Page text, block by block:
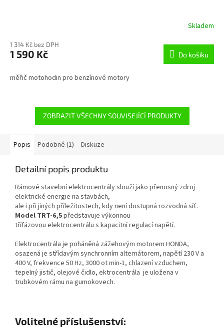
R
M
A
Skladem
1 314 Kč bez DPH
1 590 Kč Do košíku
měřič motohodin pro benzínové motory
ZOBRAZIT VŠECHNY SOUVISEJÍCÍ PRODUKTY
Popis Podobné (1) Diskuze
Detailní popis produktu
Rámové stavební elektrocentrály slouží jako přenosný zdroj
elektrické energie na stavbách,
ale i při jiných příležitostech, kdy není dostupná rozvodná síť.
Model TRT-6,5představuje výkonnou
třífázovou elektrocentrálu s kapacitní regulací napětí.
Elektrocentrála je poháněná zážehovým motorem HONDA,
osazená je střídavým synchronním alternátorem, napětí 230 V a
400 V, frekvence 50 Hz, 3000 ot min-1, chlazení vzduchem,
tepelný jistič, olejové čidlo, ektrocentrála je uložena v
trubkovém rámu na gumokovech.
Volitelné příslušenství: